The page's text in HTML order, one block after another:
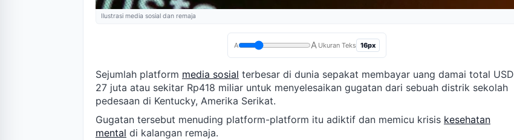
Ilustrasi media sosial dan remaja
A A Ukuran Teks 16px
Sejumlah platform media sosial terbesar di dunia sepakat membayar uang damai total USD
27 juta atau sekitar Rp418 miliar untuk menyelesaikan gugatan dari sebuah distrik sekolah
pedesaan di Kentucky, Amerika Serikat.
Gugatan tersebut menuding platform-platform itu adiktif dan memicu krisis kesehatan
mental di kalangan remaja.